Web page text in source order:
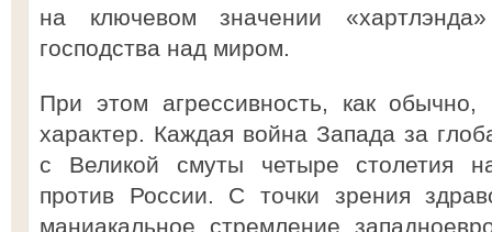
на ключевом значении
господства над миром.
При этом агрессивность, как обычно,
характер. Каждая война Запада за
с Великой смуты четыре столетия
против России. С точки зрения
маниакальное стремление